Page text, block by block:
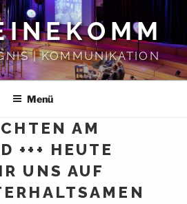
| KOMMUNIKATION
Menü
AM
+++ HEUTE
UNS AUF